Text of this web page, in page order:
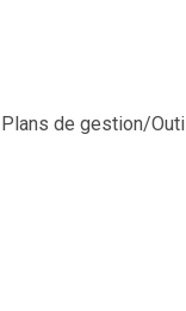
de gestion/